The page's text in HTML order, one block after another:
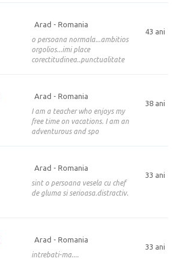
43 ani
Arad - Romania
o persoana normala...ambitios
orgolios...imi place
corectitudinea..punctualitate
38 ani
Arad - Romania
I am a teacher who enjoys my
free time on vacations. I am an
adventurous and spo
33 ani
Arad - Romania
sint o persoana vesela cu chef
de gluma si serioasa.distractiv.
33 ani
Arad - Romania
intrebati-ma....